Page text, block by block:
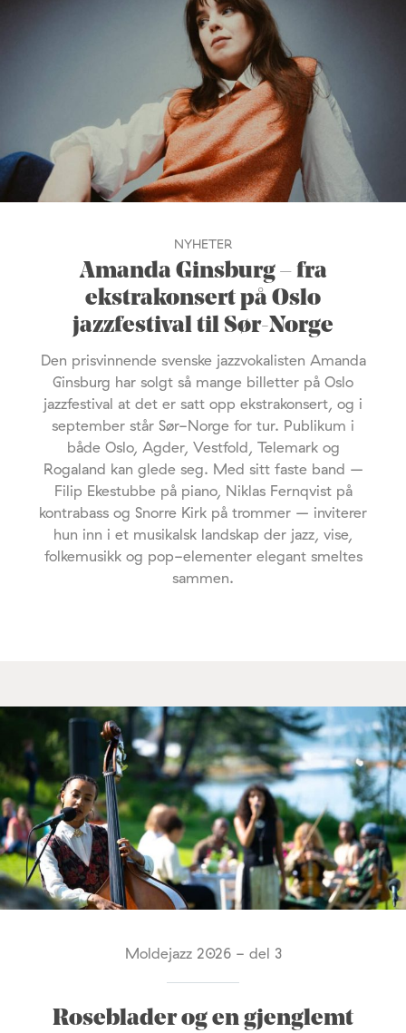
NYHETER
Amanda Ginsburg – fra
ekstrakonsert på Oslo
jazzfestival til Sør-Norge
Den prisvinnende svenske jazzvokalisten Amanda
Ginsburg har solgt så mange billetter på Oslo
jazzfestival at det er satt opp ekstrakonsert, og i
september står Sør-Norge for tur. Publikum i
både Oslo, Agder, Vestfold, Telemark og
Rogaland kan glede seg. Med sitt faste band –
Filip Ekestubbe på piano, Niklas Fernqvist på
kontrabass og Snorre Kirk på trommer – inviterer
hun inn i et musikalsk landskap der jazz, vise,
folkemusikk og pop-elementer elegant smeltes
sammen.
Moldejazz 2026 - del 3
Roseblader og en gjenglemt